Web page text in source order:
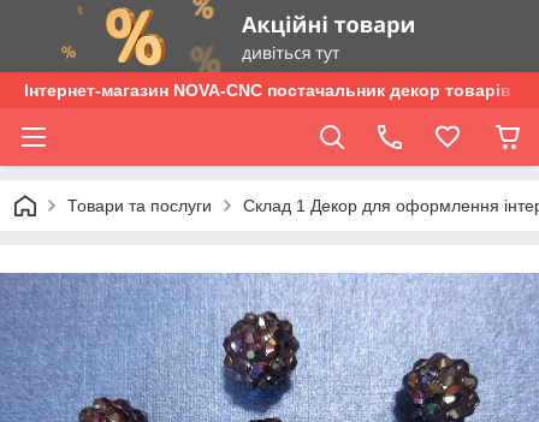
Інтернет-магазин NOVA-CNC постачальник декор товарів
Товари та послуги Склад 1 Декор для оформлення